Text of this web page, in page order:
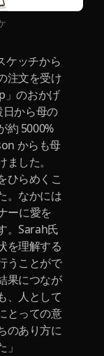
ケッチから
注文を受け
」のおかげ
から母の
約 5000%
からも母
した。
ひらめくこ
。なかには
ーに愛を
。Sarah氏
を理解する
うことがで
果につなが
、人として
とっての意
のあり方に